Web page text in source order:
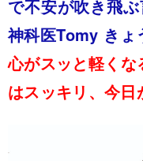
で不安が吹き飛
神科医Tomy きょ
心がスッと軽く
はスッキリ、今日